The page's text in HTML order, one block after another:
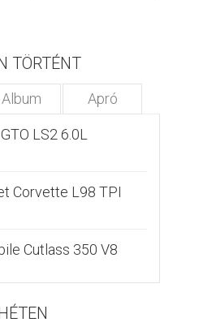
TÖRTÉNT
Album Apró
LS2 6.0L
Corvette L98 TPI
Cutlass 350 V8